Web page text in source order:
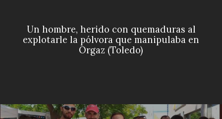
Un hombre, herido con quemaduras al
explotarle la pólvora que manipulaba en
Orgaz (Toledo)